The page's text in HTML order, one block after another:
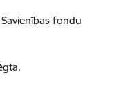
fondu